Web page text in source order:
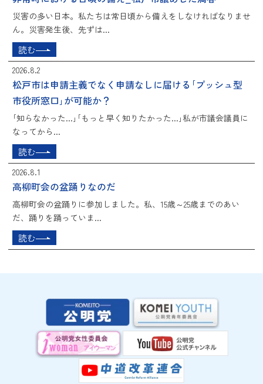
災害の多い日本。私たちは常日頃から備えをしなければなりませ
ん。災害発生後、先ずは...
読む
2026.8.2
松戸市は申請主義でなく申請なしに届ける｢プッシュ型
市役所窓口｣が可能か？
｢知らなかった...｣｢もっと早く知りたかった...｣私が市議会議員に
なってから...
読む
2026.8.1
高柳町会の盆踊りなのだ
高柳町会の盆踊りに参加しました。私、15歳～25歳までのあい
だ、踊りを踊っていま...
読む